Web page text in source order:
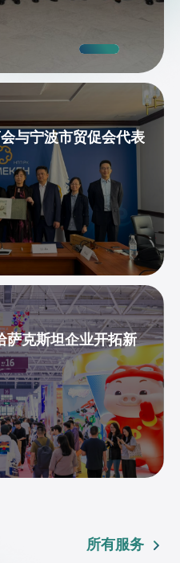
与宁波市贸促会代表
克斯坦企业开拓新
所有服务